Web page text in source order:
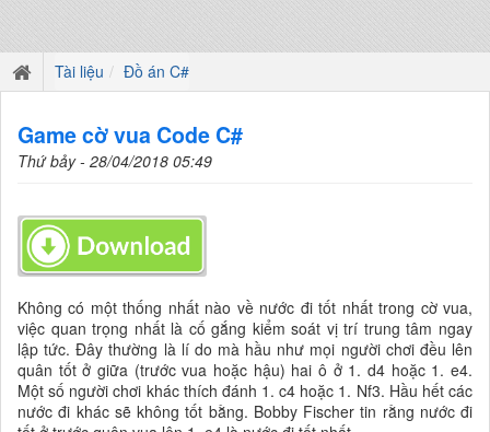
Tài liệu Đồ án C#
Game cờ vua Code C#
Thứ bảy - 28/04/2018 05:49
Không có một thống nhất nào về nước đi tốt nhất trong cờ vua,
việc quan trọng nhất là cố gắng kiểm soát vị trí trung tâm ngay
lập tức. Đây thường là lí do mà hầu như mọi người chơi đều lên
quân tốt ở giữa (trước vua hoặc hậu) hai ô ở 1. d4 hoặc 1. e4.
Một số người chơi khác thích đánh 1. c4 hoặc 1. Nf3. Hầu hết các
nước đi khác sẽ không tốt bằng. Bobby Fischer tin rằng nước đi